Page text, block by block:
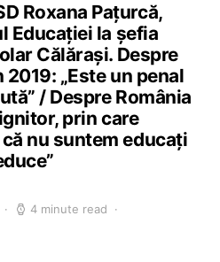
Roxana Pațurcă,
Educației la șefia
Călărași. Despre
„Este un penal
/ Despre România
prin care
nu suntem educați
4 minute read